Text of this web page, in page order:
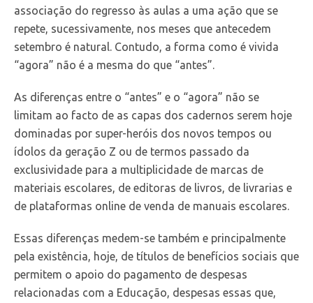
associação do regresso às aulas a uma ação que se
repete, sucessivamente, nos meses que antecedem
setembro é natural. Contudo, a forma como é vivida
“agora” não é a mesma do que “antes”.
As diferenças entre o “antes” e o “agora” não se
limitam ao facto de as capas dos cadernos serem hoje
dominadas por super-heróis dos novos tempos ou
ídolos da geração Z ou de termos passado da
exclusividade para a multiplicidade de marcas de
materiais escolares, de editoras de livros, de livrarias e
de plataformas online de venda de manuais escolares.
Essas diferenças medem-se também e principalmente
pela existência, hoje, de títulos de benefícios sociais que
permitem o apoio do pagamento de despesas
relacionadas com a Educação, despesas essas que,